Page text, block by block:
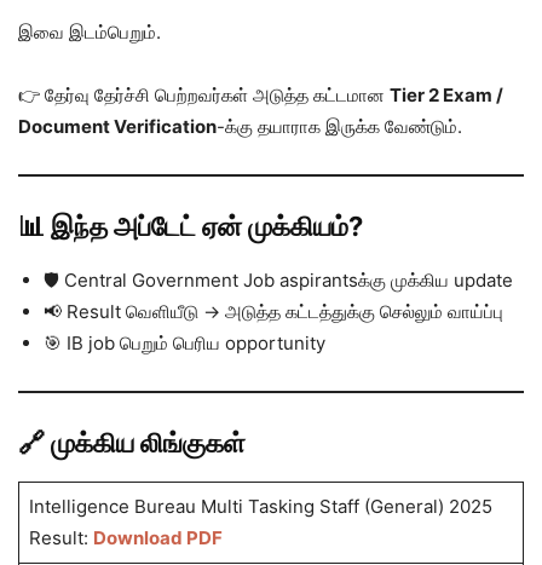
இவை இடம்பெறும்.
👉 தேர்வு தேர்ச்சி பெற்றவர்கள் அடுத்த கட்டமான Tier 2 Exam /
Document Verification-க்கு தயாராக இருக்க வேண்டும்.
📊 இந்த அப்டேட் ஏன் முக்கியம்?
🛡️ Central Government Job aspirantsக்கு முக்கிய update
📢 Result வெளியீடு → அடுத்த கட்டத்துக்கு செல்லும் வாய்ப்பு
🎯 IB job பெறும் பெரிய opportunity
🔗 முக்கிய லிங்குகள்
Intelligence Bureau Multi Tasking Staff (General) 2025
Result: Download PDF